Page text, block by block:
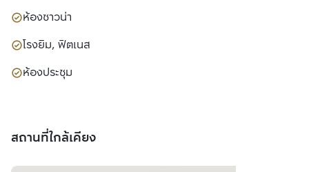
ห้องซาวน่า
โรงยิม, ฟิตเนส
ห้องประชุม
สถานที่ใกล้เคียง